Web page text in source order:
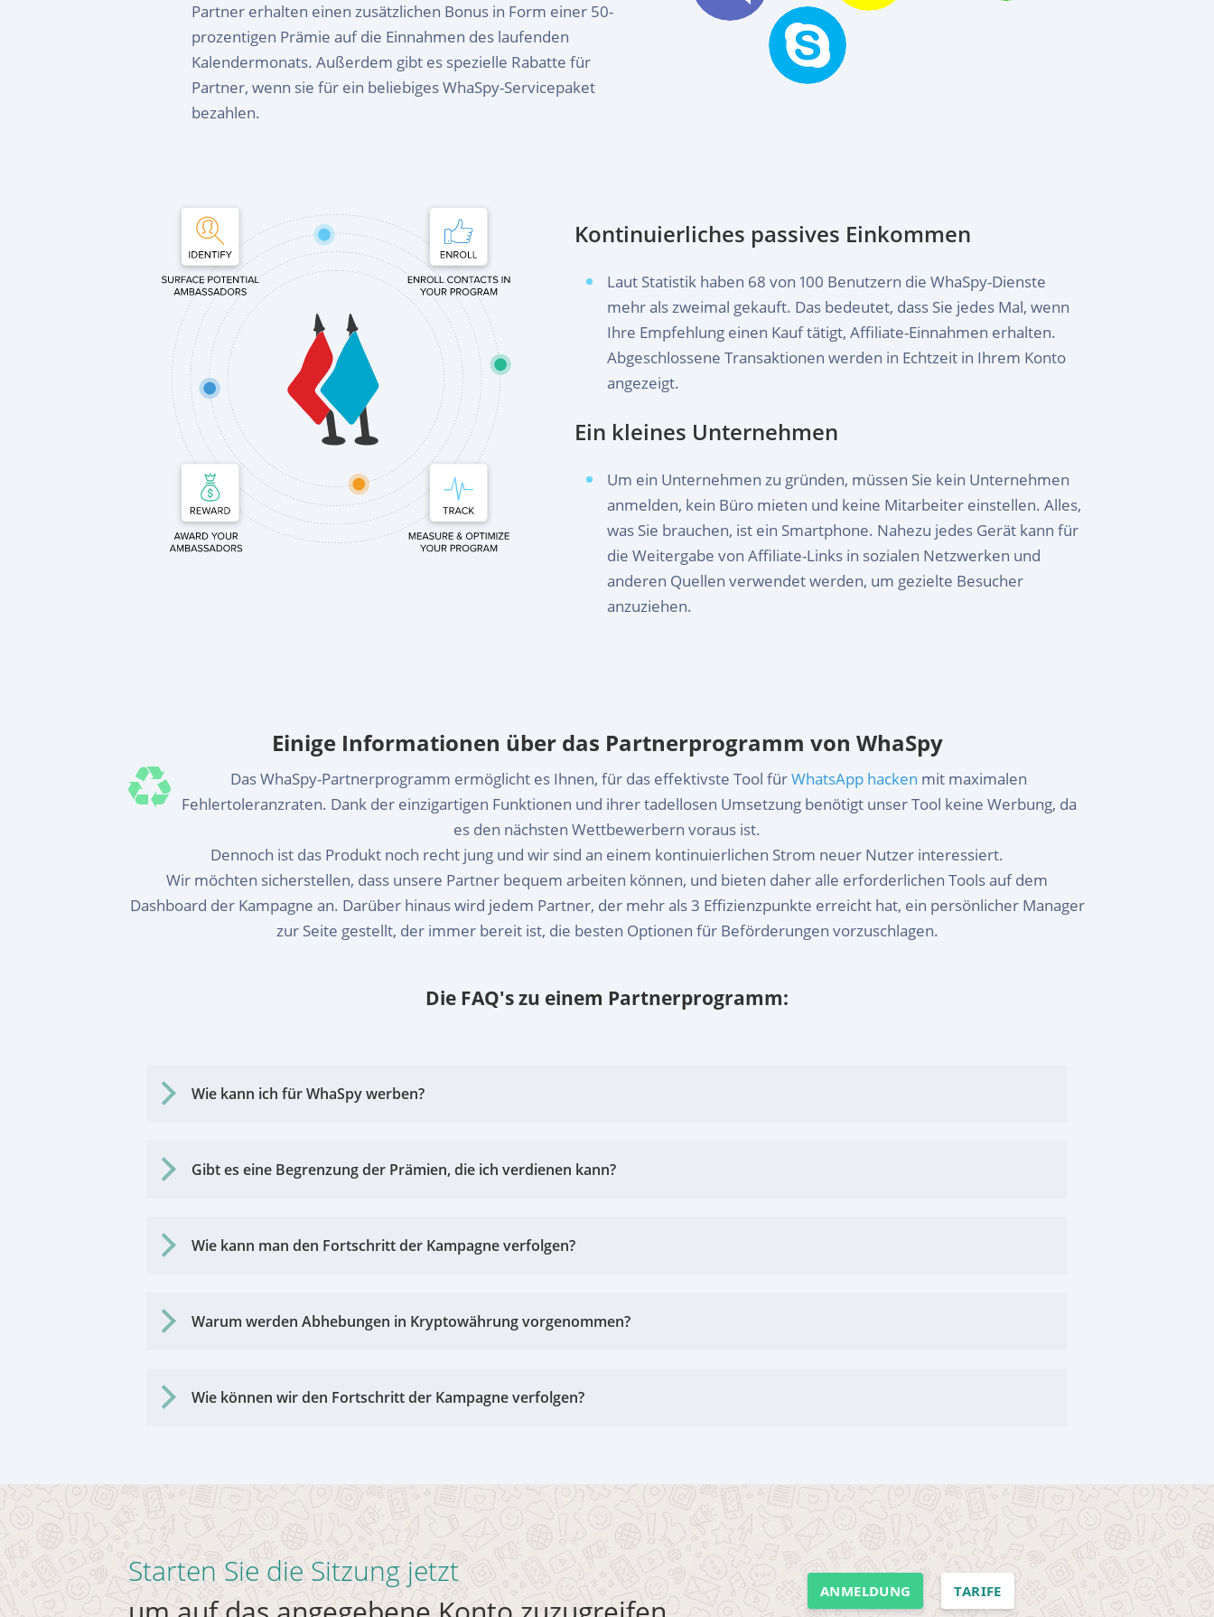
Partner erhalten einen zusätzlichen Bonus in Form einer 50-
prozentigen Prämie auf die Einnahmen des laufenden
Kalendermonats. Außerdem gibt es spezielle Rabatte für
Partner, wenn sie für ein beliebiges WhaSpy-Servicepaket
bezahlen.
Kontinuierliches passives Einkommen
Laut Statistik haben 68 von 100 Benutzern die WhaSpy-Dienste
mehr als zweimal gekauft. Das bedeutet, dass Sie jedes Mal, wenn
Ihre Empfehlung einen Kauf tätigt, Affiliate-Einnahmen erhalten.
Abgeschlossene Transaktionen werden in Echtzeit in Ihrem Konto
angezeigt.
Ein kleines Unternehmen
Um ein Unternehmen zu gründen, müssen Sie kein Unternehmen
anmelden, kein Büro mieten und keine Mitarbeiter einstellen. Alles,
was Sie brauchen, ist ein Smartphone. Nahezu jedes Gerät kann für
die Weitergabe von Affiliate-Links in sozialen Netzwerken und
anderen Quellen verwendet werden, um gezielte Besucher
anzuziehen.
Einige Informationen über das Partnerprogramm von WhaSpy
Das WhaSpy-Partnerprogramm ermöglicht es Ihnen, für das effektivste Tool fürWhatsApp hacken mit maximalen
Fehlertoleranzraten. Dank der einzigartigen Funktionen und ihrer tadellosen Umsetzung benötigt unser Tool keine Werbung, da
es den nächsten Wettbewerbern voraus ist.
Dennoch ist das Produkt noch recht jung und wir sind an einem kontinuierlichen Strom neuer Nutzer interessiert.
Wir möchten sicherstellen, dass unsere Partner bequem arbeiten können, und bieten daher alle erforderlichen Tools auf dem
Dashboard der Kampagne an. Darüber hinaus wird jedem Partner, der mehr als 3 Effizienzpunkte erreicht hat, ein persönlicher Manager
zur Seite gestellt, der immer bereit ist, die besten Optionen für Beförderungen vorzuschlagen.
Die FAQ's zu einem Partnerprogramm:
Wie kann ich für WhaSpy werben?
Gibt es eine Begrenzung der Prämien, die ich verdienen kann?
Wie kann man den Fortschritt der Kampagne verfolgen?
Warum werden Abhebungen in Kryptowährung vorgenommen?
Wie können wir den Fortschritt der Kampagne verfolgen?
Starten Sie die Sitzung jetzt
ANMELDUNG TARIFE